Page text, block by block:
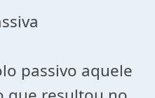
passivo aquele